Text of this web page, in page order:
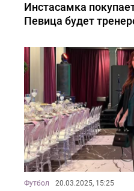
Инстасамка
Певица будет
Футбол 20.03.2025, 15:25